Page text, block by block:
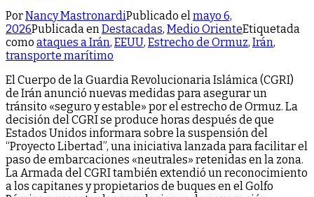
PorNancy MastronardiPublicado el mayo 6,
2026Publicada en Destacadas, Medio OrienteEtiquetada
como ataques a Irán, EEUU, Estrecho de Ormuz, Irán,
transporte marítimo
El Cuerpo de la Guardia Revolucionaria Islámica (CGRI)
de Irán anunció nuevas medidas para asegurar un
tránsito «seguro y estable» por el estrecho de Ormuz. La
decisión del CGRI se produce horas después de que
Estados Unidos informara sobre la suspensión del
“Proyecto Libertad”, una iniciativa lanzada para facilitar el
paso de embarcaciones «neutrales» retenidas en la zona.
La Armada del CGRI también extendió un reconocimiento
a los capitanes y propietarios de buques en el Golfo